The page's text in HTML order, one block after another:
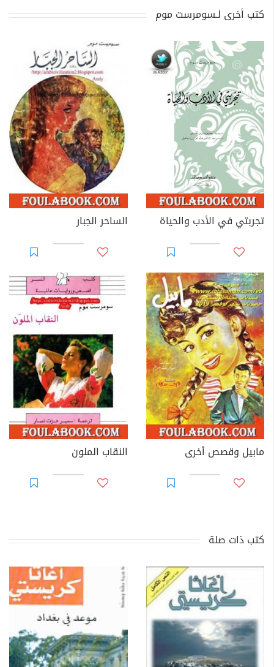
كتب أخرى لـسومرست موم
تجربتي في الأدب والحياة الساحر الجبار
مابيل وقصص أخرى النقاب الملون
كتب ذات صلة